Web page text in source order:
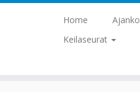
Home
Keilaseurat